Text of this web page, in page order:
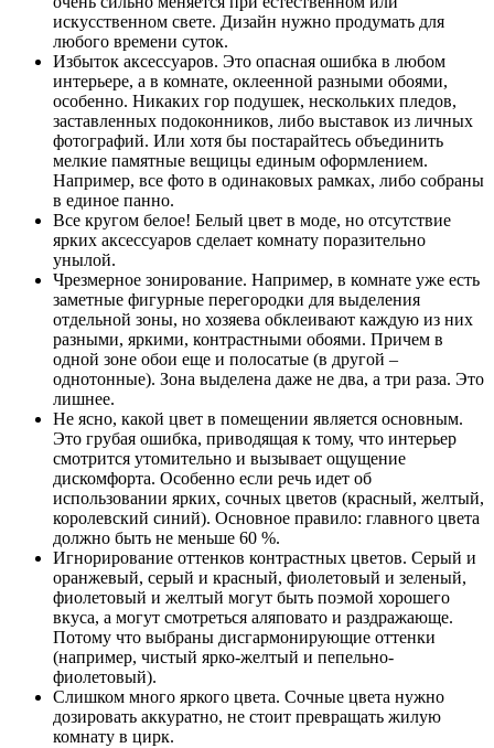
искусственном свете. Дизайн нужно продумать для
любого времени суток.
Избыток аксессуаров. Это опасная ошибка в любом
интерьере, а в комнате, оклеенной разными обоями,
особенно. Никаких гор подушек, нескольких пледов,
заставленных подоконников, либо выставок из личных
фотографий. Или хотя бы постарайтесь объединить
мелкие памятные вещицы единым оформлением.
Например, все фото в одинаковых рамках, либо собраны
в единое панно.
Все кругом белое! Белый цвет в моде, но отсутствие
ярких аксессуаров сделает комнату поразительно
унылой.
Чрезмерное зонирование. Например, в комнате уже есть
заметные фигурные перегородки для выделения
отдельной зоны, но хозяева обклеивают каждую из них
разными, яркими, контрастными обоями. Причем в
одной зоне обои еще и полосатые (в другой –
однотонные). Зона выделена даже не два, а три раза. Это
лишнее.
Не ясно, какой цвет в помещении является основным.
Это грубая ошибка, приводящая к тому, что интерьер
смотрится утомительно и вызывает ощущение
дискомфорта. Особенно если речь идет об
использовании ярких, сочных цветов (красный, желтый,
королевский синий). Основное правило: главного цвета
должно быть не меньше 60 %.
Игнорирование оттенков контрастных цветов. Серый и
оранжевый, серый и красный, фиолетовый и зеленый,
фиолетовый и желтый могут быть поэмой хорошего
вкуса, а могут смотреться аляповато и раздражающе.
Потому что выбраны дисгармонирующие оттенки
(например, чистый ярко-желтый и пепельно-
фиолетовый).
Слишком много яркого цвета. Сочные цвета нужно
дозировать аккуратно, не стоит превращать жилую
комнату в цирк.